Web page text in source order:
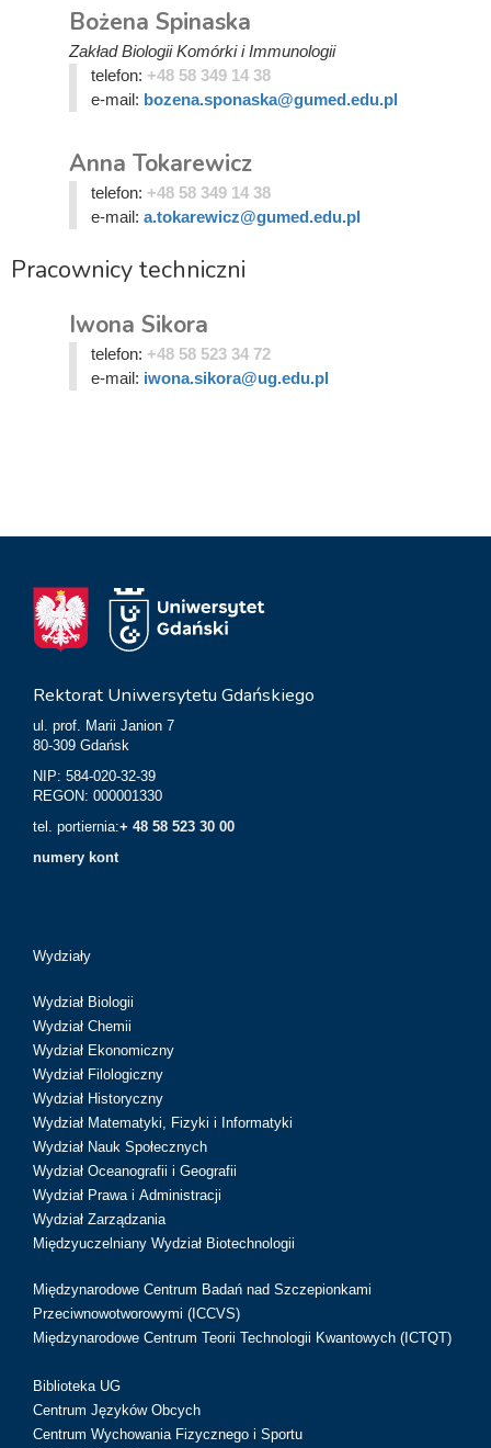
Bożena Spinaska
Zakład Biologii Komórki i Immunologii
telefon: +48 58 349 14 38
e-mail: bozena.sponaska@gumed.edu.pl
Anna Tokarewicz
telefon: +48 58 349 14 38
e-mail: a.tokarewicz@gumed.edu.pl
Pracownicy techniczni
Iwona Sikora
telefon: +48 58 523 34 72
e-mail: iwona.sikora@ug.edu.pl
Rektorat Uniwersytetu Gdańskiego
ul. prof. Marii Janion 7
80-309 Gdańsk
NIP: 584-020-32-39
REGON: 000001330
tel. portiernia:+ 48 58 523 30 00
numery kont
Wydziały
Wydział Biologii
Wydział Chemii
Wydział Ekonomiczny
Wydział Filologiczny
Wydział Historyczny
Wydział Matematyki, Fizyki i Informatyki
Wydział Nauk Społecznych
Wydział Oceanografii i Geografii
Wydział Prawa i Administracji
Wydział Zarządzania
Międzyuczelniany Wydział Biotechnologii
Międzynarodowe Centrum Badań nad Szczepionkami
Przeciwnowotworowymi (ICCVS)
Międzynarodowe Centrum Teorii Technologii Kwantowych (ICTQT)
Biblioteka UG
Centrum Języków Obcych
Centrum Wychowania Fizycznego i Sportu